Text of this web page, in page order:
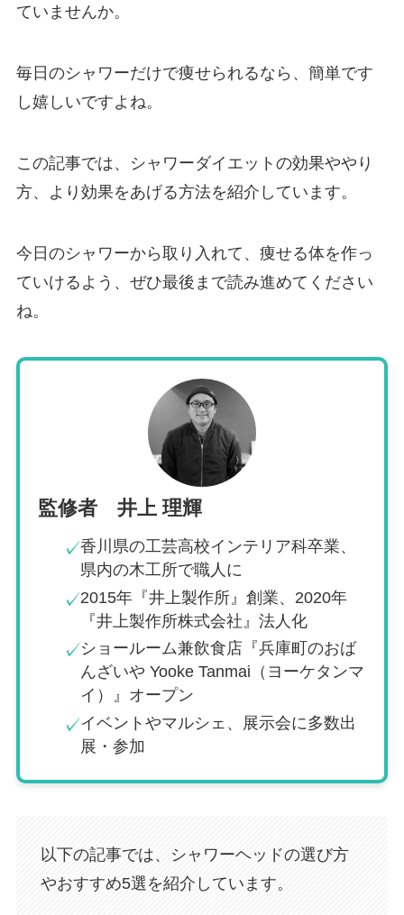
ていませんか。
毎日のシャワーだけで痩せられるなら、簡単です
し嬉しいですよね。
この記事では、シャワーダイエットの効果ややり
方、より効果をあげる方法を紹介しています。
今日のシャワーから取り入れて、痩せる体を作っ
ていけるよう、ぜひ最後まで読み進めてください
ね。
監修者 井上 理輝
✓香川県の工芸高校インテリア科卒業、
県内の木工所で職人に
✓2015年『井上製作所』創業、2020年
『井上製作所株式会社』法人化
✓ショールーム兼飲食店『兵庫町のおば
んざいや Yooke Tanmai（ヨーケタンマ
イ）』オープン
✓イベントやマルシェ、展示会に多数出
展・参加
以下の記事では、シャワーヘッドの選び方
やおすすめ5選を紹介しています。